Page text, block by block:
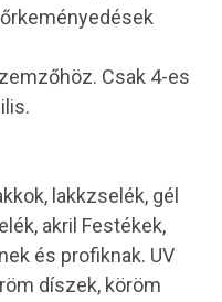
Csak 4-es
lakkzselék, gél
akril Festékek,
és profiknak. UV
díszek, köröm